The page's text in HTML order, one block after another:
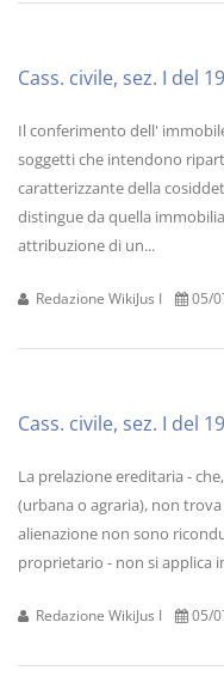
Cass. civile, sez. I del
Il conferimento dell'
soggetti che intendono
caratterizzante della
distingue da quella
attribuzione di un...
Redazione WikiJus I 05/
Cass. civile, sez. I del
La prelazione ereditaria -
(urbana o agraria), non
alienazione non sono
proprietario - non si applica
Redazione WikiJus I 05/